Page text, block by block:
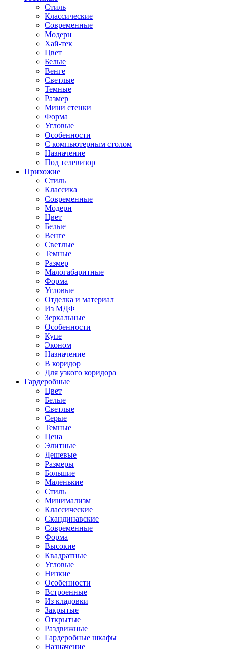
Стиль
Классические
Современные
Модерн
Хай-тек
Цвет
Белые
Венге
Светлые
Темные
Размер
Мини стенки
Форма
Угловые
Особенности
С компьютерным столом
Назначение
Под телевизор
Прихожие
Стиль
Классика
Современные
Модерн
Цвет
Белые
Венге
Светлые
Темные
Размер
Малогабаритные
Форма
Угловые
Отделка и материал
Из МДФ
Зеркальные
Особенности
Купе
Эконом
Назначение
В коридор
Для узкого коридора
Гардеробные
Цвет
Белые
Светлые
Серые
Темные
Цена
Элитные
Дешевые
Размеры
Большие
Маленькие
Стиль
Минимализм
Классические
Скандинавские
Современные
Форма
Высокие
Квадратные
Угловые
Низкие
Особенности
Встроенные
Из кладовки
Закрытые
Открытые
Раздвижные
Гардеробные шкафы
Назначение